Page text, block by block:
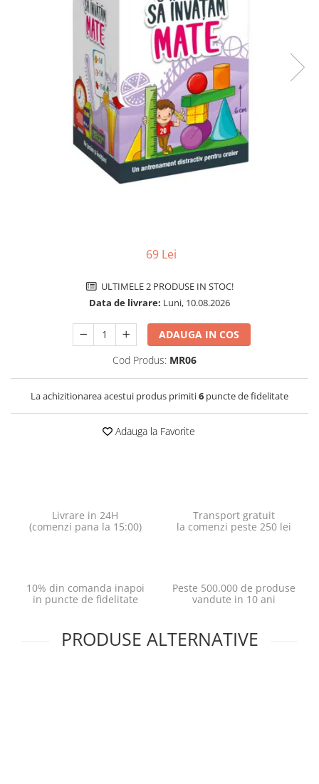
Jocuri pentru o persoana
Jocuri pentru 2 persoane
Game cunoscute
Vezi toate jocurile de societate
Vezi toate produsele STEM
69 Lei
ULTIMELE 2 PRODUSE IN STOC!
Data de livrare: Luni, 10.08.2026
ADAUGA IN COS
Cod Produs: MR06
La achizitionarea acestui produs primiti6 puncte de fidelitate
Adauga la Favorite
Livrare in 24H
(comenzi pana la 15:00)
Transport gratuit
la comenzi peste 250 lei
10% din comanda inapoi
in puncte de fidelitate
Peste 500.000 de produse
vandute in 10 ani
PRODUSE ALTERNATIVE